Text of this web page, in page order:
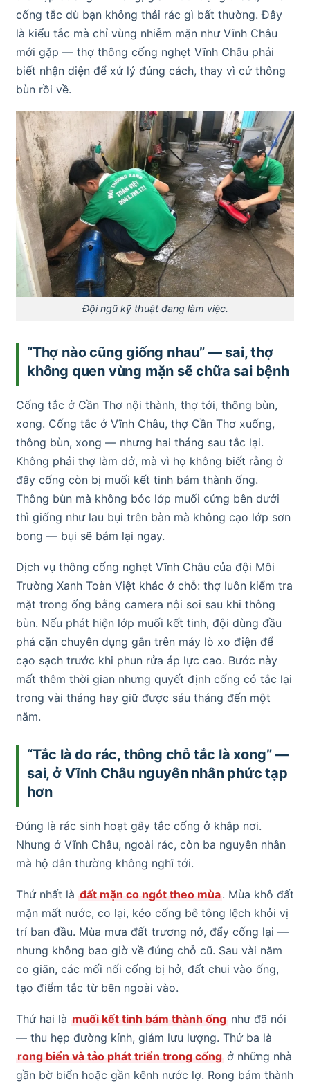
cống tắc dù bạn không thải rác gì bất thường. Đây
là kiểu tắc mà chỉ vùng nhiễm mặn như Vĩnh Châu
mới gặp — thợ thông cống nghẹt Vĩnh Châu phải
biết nhận diện để xử lý đúng cách, thay vì cứ thông
bùn rồi về.
Đội ngũ kỹ thuật đang làm việc.
“Thợ nào cũng giống nhau” — sai, thợ
không quen vùng mặn sẽ chữa sai bệnh
Cống tắc ở Cần Thơ nội thành, thợ tới, thông bùn,
xong. Cống tắc ở Vĩnh Châu, thợ Cần Thơ xuống,
thông bùn, xong — nhưng hai tháng sau tắc lại.
Không phải thợ làm dở, mà vì họ không biết rằng ở
đây cống còn bị muối kết tinh bám thành ống.
Thông bùn mà không bóc lớp muối cứng bên dưới
thì giống như lau bụi trên bàn mà không cạo lớp sơn
bong — bụi sẽ bám lại ngay.
Dịch vụ thông cống nghẹt Vĩnh Châu của đội Môi
Trường Xanh Toàn Việt khác ở chỗ: thợ luôn kiểm tra
mặt trong ống bằng camera nội soi sau khi thông
bùn. Nếu phát hiện lớp muối kết tinh, đội dùng đầu
phá cặn chuyên dụng gắn trên máy lò xo điện để
cạo sạch trước khi phun rửa áp lực cao. Bước này
mất thêm thời gian nhưng quyết định cống có tắc lại
trong vài tháng hay giữ được sáu tháng đến một
năm.
“Tắc là do rác, thông chỗ tắc là xong” —
sai, ở Vĩnh Châu nguyên nhân phức tạp
hơn
Đúng là rác sinh hoạt gây tắc cống ở khắp nơi.
Nhưng ở Vĩnh Châu, ngoài rác, còn ba nguyên nhân
mà hộ dân thường không nghĩ tới.
Thứ nhất là đất mặn co ngót theo mùa. Mùa khô đất
mặn mất nước, co lại, kéo cống bê tông lệch khỏi vị
trí ban đầu. Mùa mưa đất trương nở, đẩy cống lại —
nhưng không bao giờ về đúng chỗ cũ. Sau vài năm
co giãn, các mối nối cống bị hở, đất chui vào ống,
tạo điểm tắc từ bên ngoài vào.
Thứ hai là muối kết tinh bám thành ống như đã nói
— thu hẹp đường kính, giảm lưu lượng. Thứ ba là
rong biển và tảo phát triển trong cống ở những nhà
gần bờ biển hoặc gần kênh nước lợ. Rong bám thành